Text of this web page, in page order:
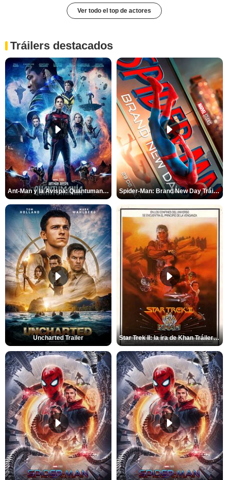
Ver todo el top de actores
Tráilers destacados
Ant-Man y la Avispa: Quantumanía Tráiler (2) Spider-Man: Brand New Day Tráiler (3)
Uncharted Trailer Star Trek II: la ira de Khan Tráiler VO